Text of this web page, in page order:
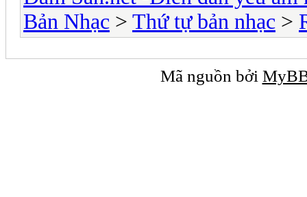
Bản Nhạc > Thứ tự bản nhạc >
Mã nguồn bởi